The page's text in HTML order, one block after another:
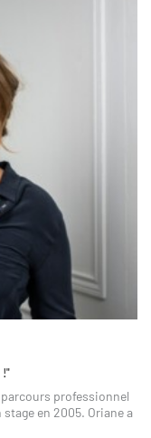
!"
parcours professionnel
en 2005. Oriane a